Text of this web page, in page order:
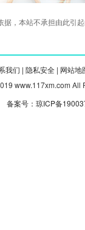
，本站不承担由此引
我们 | 隐私安全 | 网站地
www.117xm.com All
备案号：琼ICP备